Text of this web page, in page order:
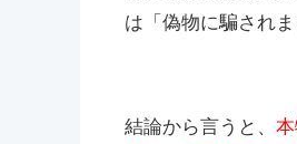
は「偽物に騙され
結論から言うと、